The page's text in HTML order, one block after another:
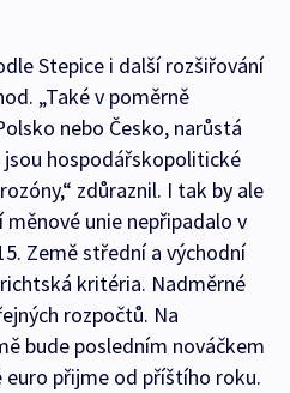
Stepice i další rozšiřování
„Také v poměrně
nebo Česko, narůstá
hospodářskopolitické
zdůraznil. I tak by ale
unie nepřipadalo v
Země střední a východní
kritéria. Nadměrné
rozpočtů. Na
bude posledním nováčkem
přijme od příštího roku.